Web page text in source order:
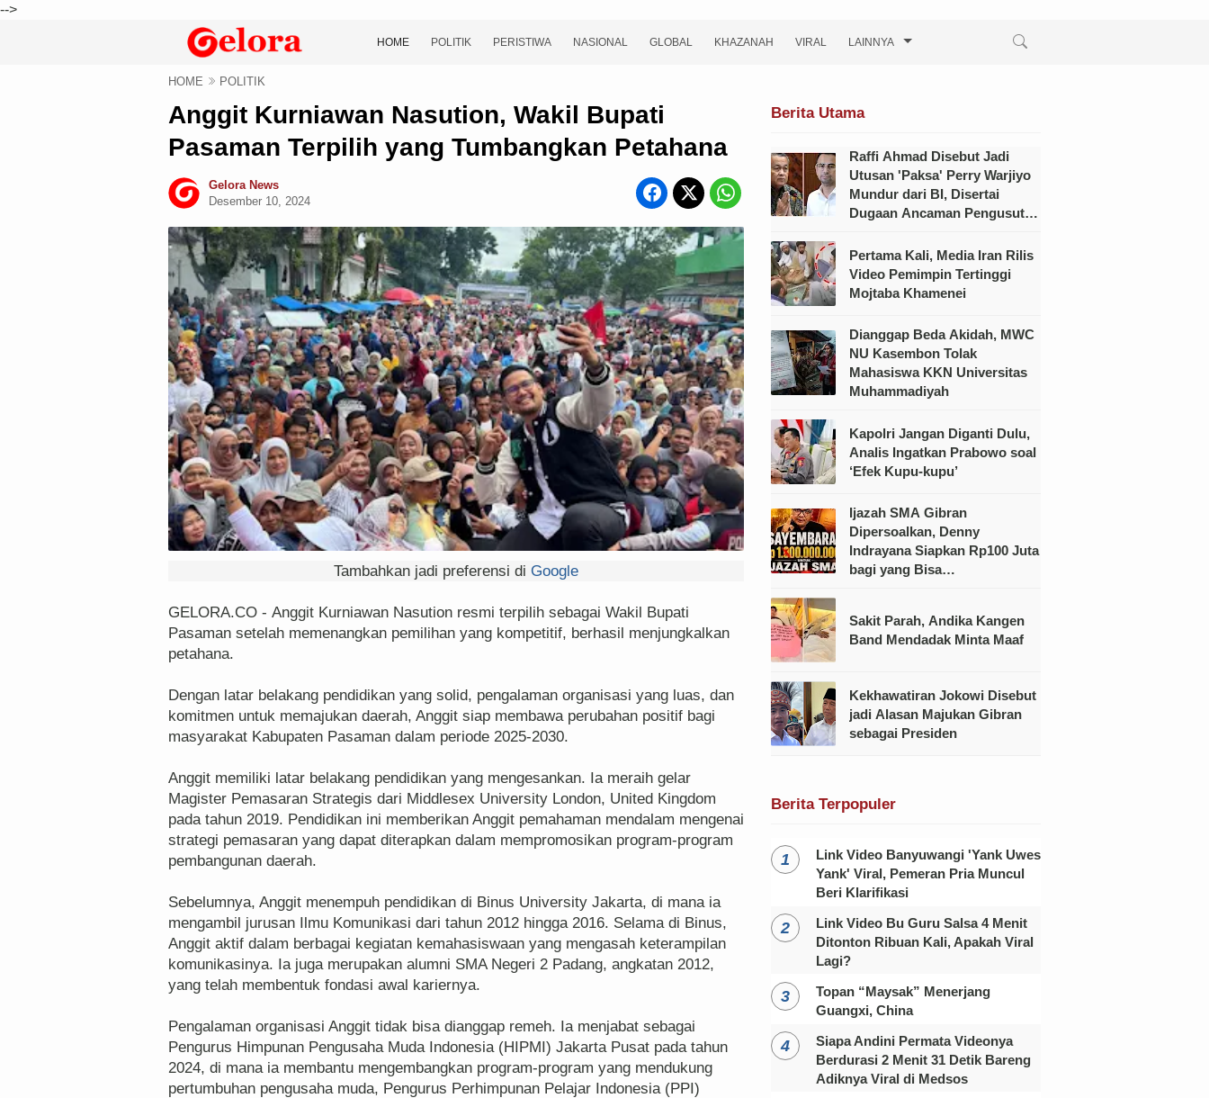
-->
HOME POLITIK PERISTIWA NASIONAL GLOBAL KHAZANAH VIRAL LAINNYA
HOME POLITIK
Anggit Kurniawan Nasution, Wakil Bupati
Pasaman Terpilih yang Tumbangkan Petahana
Gelora News
Desember 10, 2024
Tambahkan jadi preferensi di Google
GELORA.CO - Anggit Kurniawan Nasution resmi terpilih sebagai Wakil Bupati
Pasaman setelah memenangkan pemilihan yang kompetitif, berhasil menjungkalkan
petahana.
Dengan latar belakang pendidikan yang solid, pengalaman organisasi yang luas, dan
komitmen untuk memajukan daerah, Anggit siap membawa perubahan positif bagi
masyarakat Kabupaten Pasaman dalam periode 2025-2030.
Anggit memiliki latar belakang pendidikan yang mengesankan. Ia meraih gelar
Magister Pemasaran Strategis dari Middlesex University London, United Kingdom
pada tahun 2019. Pendidikan ini memberikan Anggit pemahaman mendalam mengenai
strategi pemasaran yang dapat diterapkan dalam mempromosikan program-program
pembangunan daerah.
Sebelumnya, Anggit menempuh pendidikan di Binus University Jakarta, di mana ia
mengambil jurusan Ilmu Komunikasi dari tahun 2012 hingga 2016. Selama di Binus,
Anggit aktif dalam berbagai kegiatan kemahasiswaan yang mengasah keterampilan
komunikasinya. Ia juga merupakan alumni SMA Negeri 2 Padang, angkatan 2012,
yang telah membentuk fondasi awal kariernya.
Pengalaman organisasi Anggit tidak bisa dianggap remeh. Ia menjabat sebagai
Pengurus Himpunan Pengusaha Muda Indonesia (HIPMI) Jakarta Pusat pada tahun
2024, di mana ia membantu mengembangkan program-program yang mendukung
pertumbuhan pengusaha muda, Pengurus Perhimpunan Pelajar Indonesia (PPI)
Berita Utama
Raffi Ahmad Disebut Jadi
Utusan 'Paksa' Perry Warjiyo
Mundur dari BI, Disertai
Dugaan Ancaman Pengusutan
Pertama Kali, Media Iran Rilis
Video Pemimpin Tertinggi
Mojtaba Khamenei
Dianggap Beda Akidah, MWC
NU Kasembon Tolak
Mahasiswa KKN Universitas
Muhammadiyah
Kapolri Jangan Diganti Dulu,
Analis Ingatkan Prabowo soal
‘Efek Kupu-kupu’
Ijazah SMA Gibran
Dipersoalkan, Denny
Indrayana Siapkan Rp100 Juta
bagi yang Bisa
Sakit Parah, Andika Kangen
Band Mendadak Minta Maaf
Kekhawatiran Jokowi Disebut
jadi Alasan Majukan Gibran
sebagai Presiden
Berita Terpopuler
Link Video Banyuwangi 'Yank Uwes
Yank' Viral, Pemeran Pria Muncul
Beri Klarifikasi
Link Video Bu Guru Salsa 4 Menit
Ditonton Ribuan Kali, Apakah Viral
Lagi?
Topan “Maysak” Menerjang
Guangxi, China
Siapa Andini Permata Videonya
Berdurasi 2 Menit 31 Detik Bareng
Adiknya Viral di Medsos